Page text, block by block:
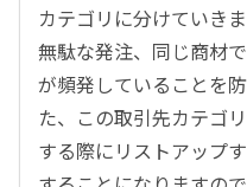
カテゴリに分けていき
無駄な発注、同じ商材
が頻発していることを
た、この取引先カテゴ
する際にリストアップ